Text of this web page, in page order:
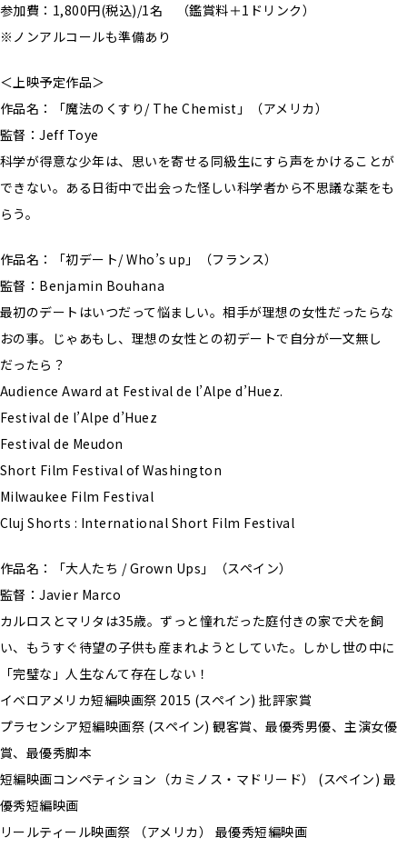
参加費：1,800円(税込)/1名 （鑑賞料＋1ドリンク）
※ノンアルコールも準備あり
＜上映予定作品＞
作品名：「魔法のくすり/ The Chemist」（アメリカ）
監督：Jeff Toye
科学が得意な少年は、思いを寄せる同級生にすら声をかけることが
できない。ある日街中で出会った怪しい科学者から不思議な薬をも
らう。
作品名：「初デート/ Who’s up」（フランス）
監督：Benjamin Bouhana
最初のデートはいつだって悩ましい。相手が理想の女性だったらな
おの事。じゃあもし、理想の女性との初デートで自分が一文無し
だったら？
Audience Award at Festival de l’Alpe d’Huez.
Festival de l’Alpe d’Huez
Festival de Meudon
Short Film Festival of Washington
Milwaukee Film Festival
Cluj Shorts : International Short Film Festival
作品名：「大人たち / Grown Ups」（スペイン）
監督：Javier Marco
カルロスとマリタは35歳。ずっと憧れだった庭付きの家で犬を飼
い、もうすぐ待望の子供も産まれようとしていた。しかし世の中に
「完璧な」人生なんて存在しない！
イベロアメリカ短編映画祭 2015 (スペイン) 批評家賞
プラセンシア短編映画祭 (スペイン) 観客賞、最優秀男優、主演女優
賞、最優秀脚本
短編映画コンペティション（カミノス・マドリード） (スペイン) 最
優秀短編映画
リールティール映画祭 （アメリカ） 最優秀短編映画